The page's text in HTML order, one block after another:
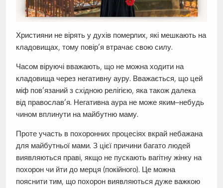
Християни не вірять у духів померлих, які мешкають на
кладовищах, тому повір’я втрачає свою силу.
Часом віруючі вважають, що не можна ходити на
кладовища через негативну ауру. Вважається, що цей
міф пов’язаний з східною релігією, яка також далека
від православ’я. Негативна аура не може яким–небудь
чином вплинути на майбутню маму.
Проте участь в похоронних процесіях вкрай небажана
для майбутньої мами. З цієї причини багато людей
виявляються праві, якщо не пускають вагітну жінку на
похорон чи йти до мерця (покійного). Це можна
пояснити тим, що похорон виявляються дуже важкою